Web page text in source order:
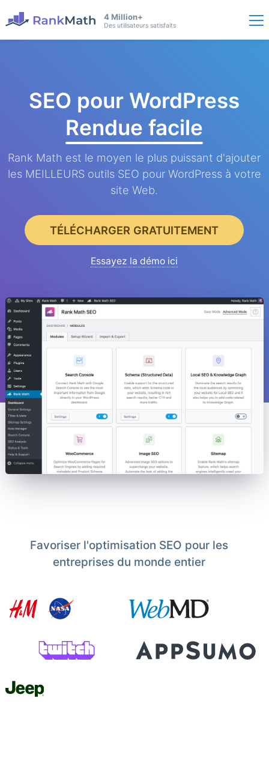
4 Million+
Des utilisateurs satisfaits
SEO pour WordPress
Rendue facile
Rank Math est le moyen le plus puissant d'ajouter
les MEILLEURS outils SEO pour WordPress à votre
site Web.
TÉLÉCHARGER GRATUITEMENT
Essayez la démo ici
Favoriser l'optimisation SEO pour les
entreprises du monde entier